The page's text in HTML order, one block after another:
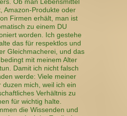
Amazon-Produkte oder
Firmen erhält, man ist
zu einem DU
worden. Ich gestehe
das für respektlos und
Gleichmacherei, und das
mit meinem Alter
Damit ich nicht falsch
werde: Viele meiner
duzen mich, weil ich ein
Verhältnis zu
für wichtig halte.
die Wissenden und